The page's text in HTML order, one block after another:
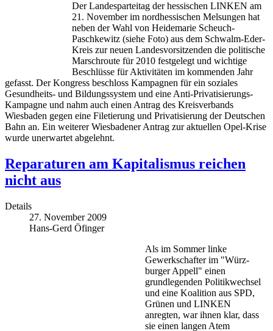
Der Landesparteitag der hessischen LINKEN am
21. November im nordhessischen Melsungen hat
neben der Wahl von Heidemarie Scheuch-
Paschkewitz (siehe Foto) aus dem Schwalm-Eder-
Kreis zur neuen Landesvorsitzenden die politische
Marschroute für 2010 festgelegt und wichtige
Beschlüsse für Aktivitäten im kommenden Jahr
gefasst. Der Kongress beschloss Kampagnen für ein soziales
Gesundheits- und Bildungssystem und eine Anti-Privatisierungs-
Kampagne und nahm auch einen Antrag des Kreisverbands
Wiesbaden gegen eine Filetierung und Privatisierung der Deutschen
Bahn an. Ein weiterer Wiesbadener Antrag zur aktuellen Opel-Krise
wurde unerwartet abgelehnt.
Reparaturen am Kapitalismus reichen
nicht aus
Details
27. November 2009
Hans-Gerd Öfinger
Als im Sommer linke
Gewerkschafter im "Würz-
burger Appell" einen
grundlegenden Politikwechsel
und eine Koalition aus SPD,
Grünen und LINKEN
anregten, war ihnen klar, dass
sie einen langen Atem